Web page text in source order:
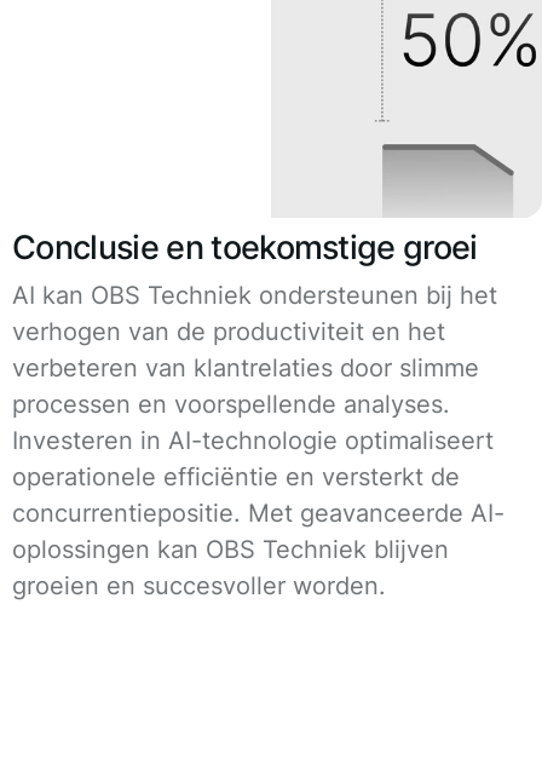
Conclusie en toekomstige groei
AI kan OBS Techniek ondersteunen bij het
verhogen van de productiviteit en het
verbeteren van klantrelaties door slimme
processen en voorspellende analyses.
Investeren in AI-technologie optimaliseert
operationele efficiëntie en versterkt de
concurrentiepositie. Met geavanceerde AI-
oplossingen kan OBS Techniek blijven
groeien en succesvoller worden.